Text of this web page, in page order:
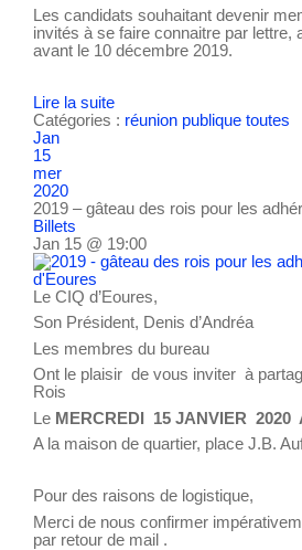
Les candidats souhaitant devenir
invités à se faire connaitre par lettre,
avant le 10 décembre 2019.
Lire la suite
Catégories : réunion publique toutes
Jan
15
mer
2020
2019 – gâteau des rois pour les
Billets
Jan 15 @ 19:00
Le CIQ d’Eoures,
Son Président, Denis d’Andréa
Les membres du bureau
Ont le plaisir de vous inviter à
Rois
Le MERCREDI 15 JANVIER 2020
A la maison de quartier, place J.B.
Pour des raisons de logistique,
Merci de nous confirmer
par retour de mail .